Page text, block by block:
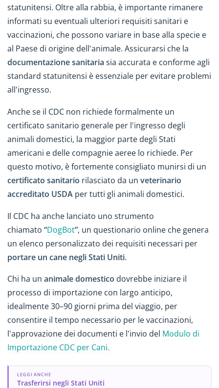
statunitensi. Oltre alla rabbia, è importante rimanere
informati su eventuali ulteriori requisiti sanitari e
vaccinazioni, che possono variare in base alla specie e
al Paese di origine dell'animale. Assicurarsi che la
documentazione sanitaria sia accurata e conforme agli
standard statunitensi è essenziale per evitare problemi
all'ingresso.
Anche se il CDC non richiede formalmente un
certificato sanitario generale per l'ingresso degli
animali domestici, la maggior parte degli Stati
americani e delle compagnie aeree lo richiede. Per
questo motivo, è fortemente consigliato munirsi di un
certificato sanitario rilasciato da un veterinario
accreditato USDA per tutti gli animali domestici.
Il CDC ha anche lanciato uno strumento
chiamato “DogBot”, un questionario online che genera
un elenco personalizzato dei requisiti necessari per
portare un cane negli Stati Uniti.
Chi ha un animale domestico dovrebbe iniziare il
processo di importazione con largo anticipo,
idealmente 30–90 giorni prima del viaggio, per
consentire il tempo necessario per le vaccinazioni,
l'approvazione dei documenti e l'invio del Modulo di
Importazione CDC per Cani.
LEGGI ANCHE
Trasferirsi negli Stati Uniti